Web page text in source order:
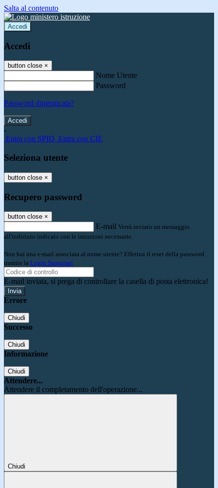
Salta al contenuto
Accedi
Accedi
button close ×
Nome Utente
Password
Password dimenticata?
-
Entra con SPID Entra con CIE
Seleziona utente
button close ×
Recupero password
button close ×
E-mail Verrà inviato un messaggio
all'indirizzo indicato con le istruzioni necessarie.
Non hai una e-mail associata al nome utente? Effettua il reset della password
tramite la Login Spaggiari
E-mail inviata, si prega di controllare la casella di posta elettronica!
Errore
Chiudi
Successo
Chiudi
Informazione
Chiudi
Attendere...
Attendere il completamento dell'operazione...
Chiudi